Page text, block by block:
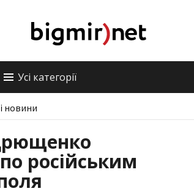
Усі категорії
новини
російським